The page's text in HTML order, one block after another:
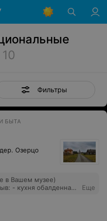
10
Фильтры
БЫТА
Озерцо
в Вашем музее)
- кухня обалденная,
Пофоткались
домики и поля.
собственно и
Еще